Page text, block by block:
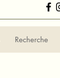
Recherche